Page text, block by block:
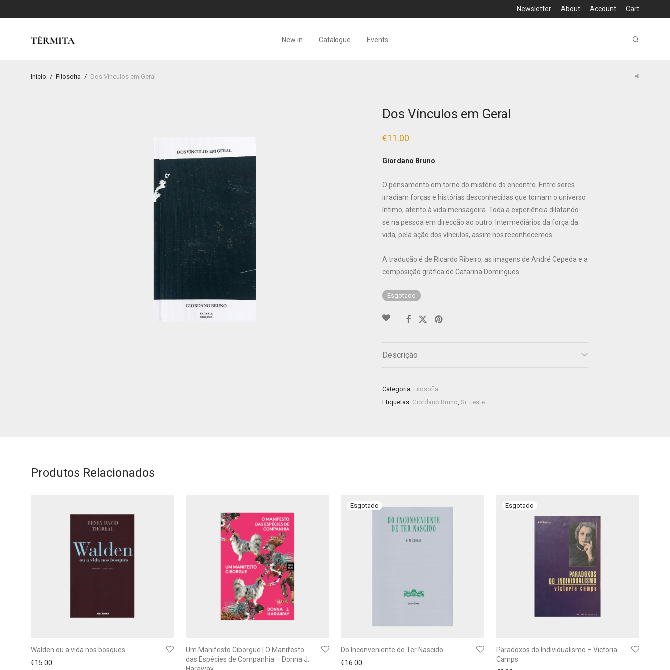
Newsletter About Account Cart
New in Catalogue Events
Início / Filosofia / Dos Vínculos em Geral
Dos Vínculos em Geral
€11.00
Giordano Bruno
O pensamento em torno do mistério do encontro. Entre seres
irradiam forças e histórias desconhecidas que tornam o universo
íntimo, atento à vida mensageira. Toda a experiência dilatando-
se na pessoa em direcção ao outro. Intermediários da força da
vida, pela ação dos vínculos, assim nos reconhecemos.
A tradução é de Ricardo Ribeiro, as imagens de André Cepeda e a
composição gráfica de Catarina Domingues.
Esgotado
Descrição
Categoria: Filosofia
Etiquetas: Giordano Bruno, Sr. Teste
Produtos Relacionados
Walden ou a vida nos bosques
€15.00
Um Manifesto Ciborgue | O Manifesto
das Espécies de Companhia – Donna J.
Do Inconveniente de Ter Nascido
€16.00
Paradoxos do Individualismo – Victoria
Camps